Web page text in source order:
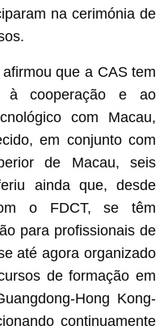
na cerimónia de
que a CAS tem
à cooperação e ao
com Macau,
em conjunto com
de Macau, seis
ainda que, desde
o FDCT, se têm
para profissionais de
até agora organizado
de formação em
Hong Kong-
continuamente